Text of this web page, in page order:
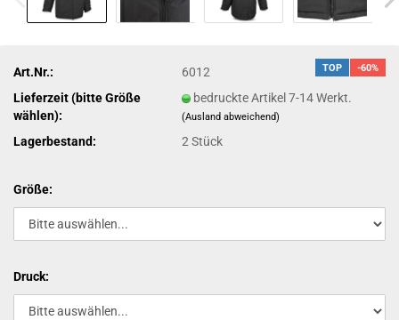
TOP -60%
Art.Nr.:
6012
Lieferzeit (bitte Größe
wählen):
bedruckte Artikel 7-14 Werkt.
(Ausland abweichend)
Lagerbestand: 2Stück
Größe:
Druck: